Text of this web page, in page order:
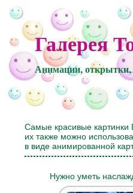
Галерея
Анимации,
Самые красивые картинки
их также можно
в виде анимированной
Нужно уметь